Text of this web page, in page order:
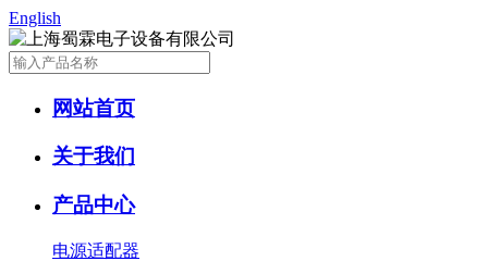
English
网站首页
关于我们
产品中心
电源适配器